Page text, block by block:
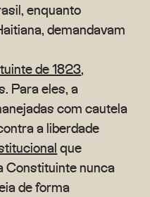
enquanto
demandavam
de 1823,
Para eles, a
com cautela
a liberdade
que
Constituinte nunca
de forma